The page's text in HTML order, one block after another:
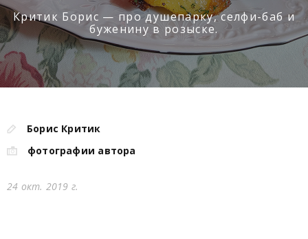
Критик Борис — про душепарку, селфи-баб и
буженину в розыске.
Борис Критик
фотографии автора
24 окт. 2019 г.